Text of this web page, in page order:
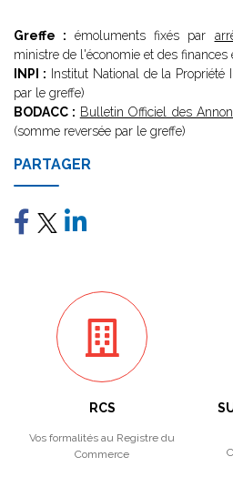
Greffe : émoluments fixés par
ministre de l'économie et des
INPI : Institut National de la
par le greffe)
BODACC : Bulletin Officiel des
(somme reversée par le greffe)
PARTAGER
RCS
Vos formalités au Registre du
Commerce